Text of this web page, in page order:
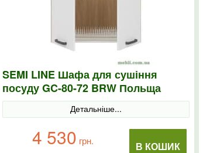
SEMI LINE Шафа для сушіння
посуду GC-80-72 BRW Польща
колір-білий
Детальніше...
В КОШИК
4 530 грн.